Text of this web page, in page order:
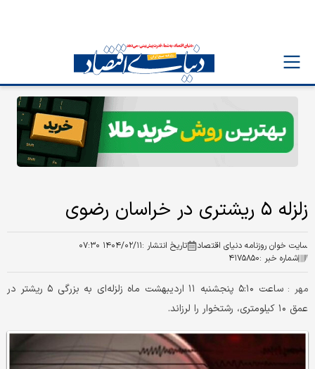
زلزله ۵ ریشتری در خراسان رضوی
سایت خوان روزنامه دنیای اقتصاد تاریخ انتشار :۱۴۰۴/۰۲/۱۱ ۰۷:۳۰
شماره خبر :۴۱۷۵۸۵۰
مهر :
ساعت ۵:۱۰ پنجشنبه ۱۱ اردیبهشت ماه زلزله‌ای به بزرگی ۵ ریشتر در
عمق ۱۰ کیلومتری، رشتخوار را لرزاند.